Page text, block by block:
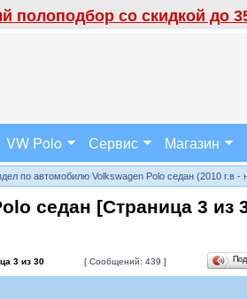
полоподбор со скидкой до
VW Polo Сервис Магазин
по автомобилю Volkswagen Polo седан (2010 г.в -
седан [Страница 3 из
3 из 30 [ Сообщений: 439 ]